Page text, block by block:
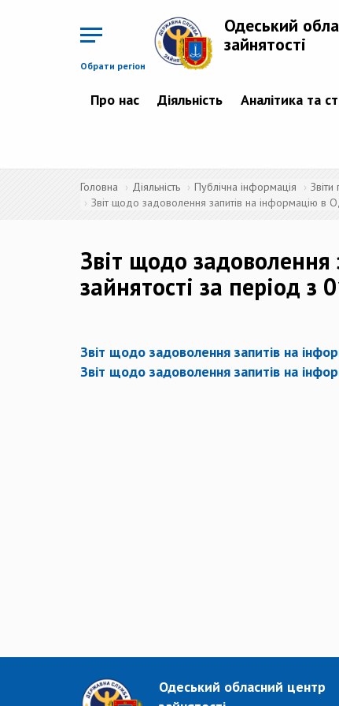
Обрати регіон
Одеський
зайнятості
Про нас Діяльність Аналітика та
Головна Діяльність Публічна інформація
Звіт щодо задоволення запитів на інформацію в
Звіт щодо задоволення
зайнятості за період
Звіт щодо задоволення запитів на
Звіт щодо задоволення запитів на
Одеський обласний центр